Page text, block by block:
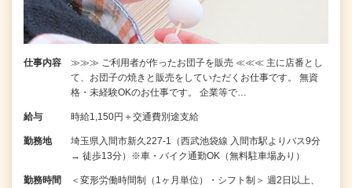
仕事内容
≫≫≫ ご利用者が作ったお団子を販売 ≪≪≪ 主に店番とし
て、お団子の焼きと販売をしていただくお仕事です。 無資
格・未経験OKのお仕事です。 企業等で…
給与 時給1,150円＋交通費別途支給
勤務地
埼玉県入間市新久227-1（西武池袋線 入間市駅よりバス9分
→ 徒歩13分）※車・バイク通勤OK（無料駐車場あり）
勤務時間
＜変形労働時間制（1ヶ月単位）・シフト制＞ 週2日以上、